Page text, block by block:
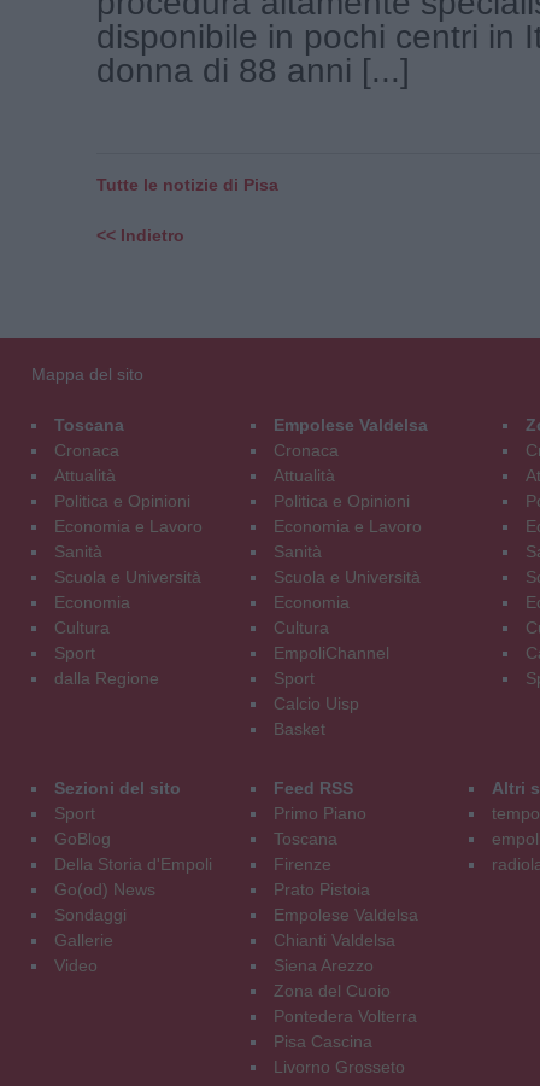
disponibile in pochi centri in
donna di 88 anni [...]
Tutte le notizie di Pisa
<< Indietro
Mappa del sito
Toscana
Cronaca
Attualità
Politica e Opinioni
Economia e Lavoro
Sanità
Scuola e Università
Economia
Cultura
Sport
dalla Regione
Empolese Valdelsa
Cronaca
Attualità
Politica e Opinioni
Economia e Lavoro
Sanità
Scuola e Università
Economia
Cultura
EmpoliChannel
Sport
Calcio Uisp
Basket
Sezioni del sito
Sport
GoBlog
Della Storia d'Empoli
Go(od) News
Sondaggi
Gallerie
Video
Feed RSS
Primo Piano
Toscana
Firenze
Prato Pistoia
Empolese Valdelsa
Chianti Valdelsa
Siena Arezzo
Zona del Cuoio
Pontedera Volterra
Pisa Cascina
Livorno Grosseto
Altri